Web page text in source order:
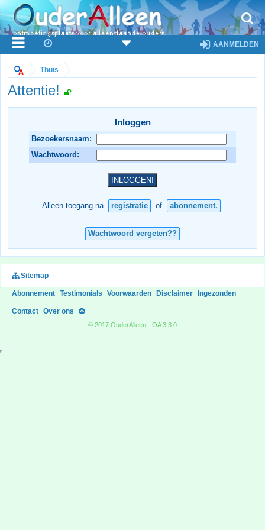
AANMELDEN
Thuis
Attentie!
Inloggen
Bezoekersnaam:
Wachtwoord:
Alleen toegang na registratie of abonnement.
Wachtwoord vergeten??
Sitemap
Abonnement Testimonials Voorwaarden Disclaimer Ingezonden
Contact Over ons
© 2017 OuderAlleen - OA 3.3.0